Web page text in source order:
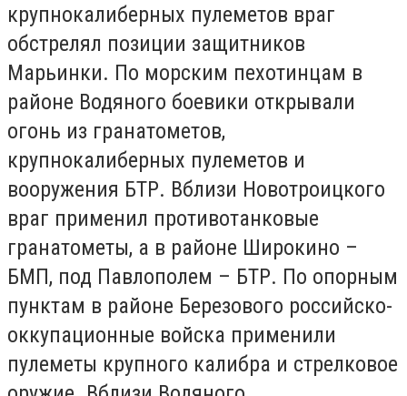
крупнокалиберных пулеметов враг
обстрелял позиции защитников
Марьинки. По морским пехотинцам в
районе Водяного боевики открывали
огонь из гранатометов,
крупнокалиберных пулеметов и
вооружения БТР. Вблизи Новотроицкого
враг применил противотанковые
гранатометы, а в районе Широкино –
БМП, под Павлополем – БТР. По опорным
пунктам в районе Березового российско-
оккупационные войска применили
пулеметы крупного калибра и стрелковое